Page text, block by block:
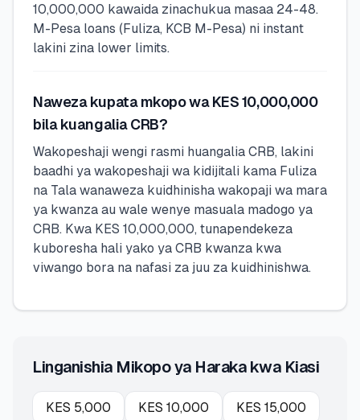
10,000,000 kawaida zinachukua masaa 24-48.
M-Pesa loans (Fuliza, KCB M-Pesa) ni instant
lakini zina lower limits.
Naweza kupata mkopo wa KES 10,000,000
bila kuangalia CRB?
Wakopeshaji wengi rasmi huangalia CRB, lakini
baadhi ya wakopeshaji wa kidijitali kama Fuliza
na Tala wanaweza kuidhinisha wakopaji wa mara
ya kwanza au wale wenye masuala madogo ya
CRB. Kwa KES 10,000,000, tunapendekeza
kuboresha hali yako ya CRB kwanza kwa
viwango bora na nafasi za juu za kuidhinishwa.
Linganishia Mikopo ya Haraka kwa Kiasi
KES 5,000 KES 10,000 KES 15,000